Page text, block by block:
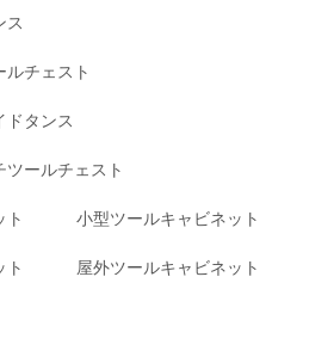
ス
ルチェスト
ドタンス
ールチェスト
ト 小型ツールキャビネット
ト 屋外ツールキャビネット